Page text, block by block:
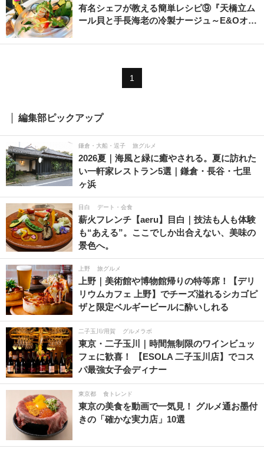
有名シェフが教える簡単レシピ⑨『天橋立ム
ール貝と手長海老の冷製ナージュ～E&Oオ…
1
編集部ピックアップ
鎌倉・大船・逗子 旅グルメ
2026夏｜海風と緑に癒やされる。夏に訪れた
い一軒家レストラン5選｜鎌倉・長谷・七里
ヶ浜
目白 デート・会食
薪火フレンチ【aeru】目白｜技法も人も体験
も“あえる”。ここでしか出合えない、美味の
景色へ。
上野 旅グルメ
上野｜美術館や博物館帰りの特等席！【デリ
リウムカフェ 上野】でチーズ溢れるシカゴピ
ザと限定ベルギービールに酔いしれる
二子玉川/用賀 グルメラボ
東京・二子玉川｜時間無制限のワインビュッ
フェに歓喜！ 【ESOLA 二子玉川店】でコス
パ最強女子会ディナー
東京都 食トレンド
東京の美食を動画で一気見！ グルメ通お墨付
きの「確かな実力店」10選